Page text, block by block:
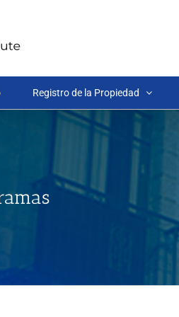
Registro de la Propiedad